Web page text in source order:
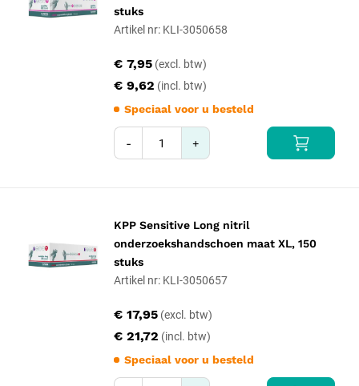
stuks
Artikel nr: KLI-3050658
€ 9,62
€ 7,95
Speciaal voor u besteld
- +
KPP Sensitive Long nitril
onderzoekshandschoen maat XL, 150
stuks
Artikel nr: KLI-3050657
€ 21,72
€ 17,95
Speciaal voor u besteld